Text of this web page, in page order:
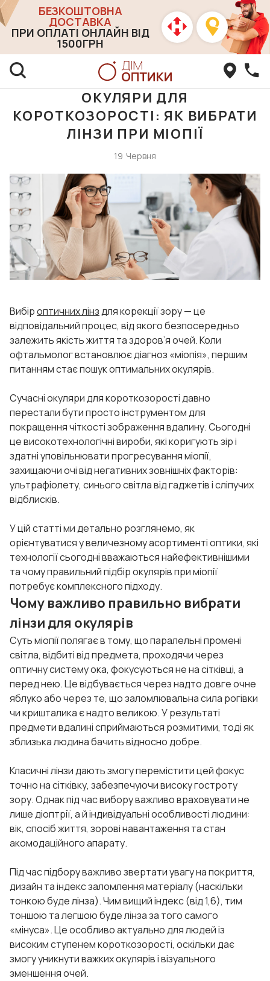
БЕЗКОШТОВНА
ДОСТАВКА
ПРИ ОПЛАТІ ОНЛАЙН ВІД
1500ГРН
ОКУЛЯРИ ДЛЯ
КОРОТКОЗОРОСТІ: ЯК ВИБРАТИ
ЛІНЗИ ПРИ МІОПІЇ
19 Червня
Вибіроптичних лінздля корекції зору — це
відповідальний процес, від якого безпосередньо
залежить якість життя та здоров’я очей. Коли
офтальмолог встановлює діагноз «міопія», першим
питанням стає пошук оптимальних окулярів.
Сучасні окуляри для короткозорості давно
перестали бути просто інструментом для
покращення чіткості зображення вдалину. Сьогодні
це високотехнологічні вироби, які коригують зір і
здатні уповільнювати прогресування міопії,
захищаючи очі від негативних зовнішніх факторів:
ультрафіолету, синього світла від гаджетів і сліпучих
відблисків.
У цій статті ми детально розглянемо, як
орієнтуватися у величезному асортименті оптики, які
технології сьогодні вважаються найефективнішими
та чому правильний підбір окулярів при міопії
потребує комплексного підходу.
Чому важливо правильно вибрати
лінзи для окулярів
Суть міопії полягає в тому, що паралельні промені
світла, відбиті від предмета, проходячи через
оптичну систему ока, фокусуються не на сітківці, а
перед нею. Це відбувається через надто довге очне
яблуко або через те, що заломлювальна сила рогівки
чи кришталика є надто великою. У результаті
предмети вдалині сприймаються розмитими, тоді як
зблизька людина бачить відносно добре.
Класичні лінзи дають змогу перемістити цей фокус
точно на сітківку, забезпечуючи високу гостроту
зору. Однак під час вибору важливо враховувати не
лише діоптрії, а й індивідуальні особливості людини:
вік, спосіб життя, зорові навантаження та стан
акомодаційного апарату.
Під час підбору важливо звертати увагу на покриття,
дизайн та індекс заломлення матеріалу (наскільки
тонкою буде лінза). Чим вищий індекс (від 1,6), тим
тоншою та легшою буде лінза за того самого
«мінуса». Це особливо актуально для людей із
високим ступенем короткозорості, оскільки дає
змогу уникнути важких окулярів і візуального
зменшення очей.